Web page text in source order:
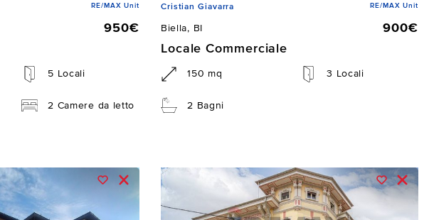
RE/MAX Unit
950€
5 Locali
2 Camere da letto
Cristian Giavarra RE/MAX Unit
Biella, BI
900€
Locale Commerciale
150 mq 3 Locali
2 Bagni